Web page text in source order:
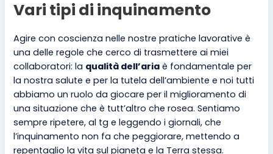
Vari tipi di inquinamento
Agire con coscienza nelle nostre pratiche lavorative è
una delle regole che cerco di trasmettere ai miei
collaboratori: la qualità dell’aria è fondamentale per
la nostra salute e per la tutela dell’ambiente e noi tutti
abbiamo un ruolo da giocare per il miglioramento di
una situazione che è tutt’altro che rosea. Sentiamo
sempre ripetere, al tg e leggendo i giornali, che
l’inquinamento non fa che peggiorare, mettendo a
repentaglio la vita sul pianeta e la Terra stessa.